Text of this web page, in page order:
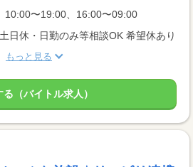
10:00〜19:00、16:00〜09:00
日休・日勤のみ等相談OK 希望休あり
もっと見る
る（バイトル求人）